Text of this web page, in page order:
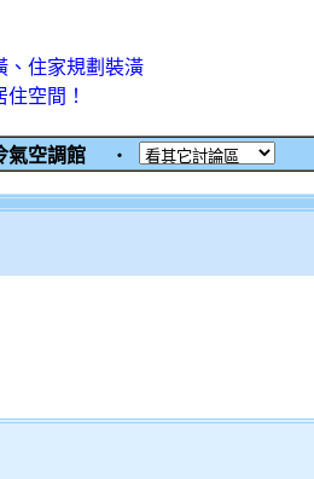
、住家規劃裝潢
空間！
氣空調館 ‧